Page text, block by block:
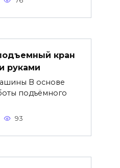
кран
руками
В основе
подъёмного
93